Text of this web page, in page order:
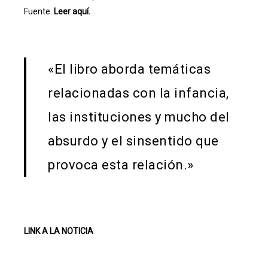
Fuente. Leer aquí.
«El libro aborda temáticas
relacionadas con la infancia,
las instituciones y mucho del
absurdo y el sinsentido que
provoca esta relación.»
LINK A LA NOTICIA